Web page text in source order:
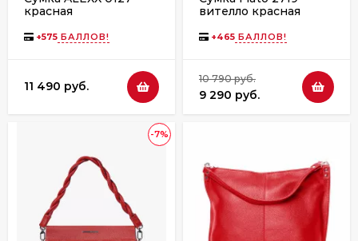
красная
+575 БАЛЛОВ!
11 490 руб.
вителло красная
+465 БАЛЛОВ!
10 790 руб.
9 290 руб.
-7%